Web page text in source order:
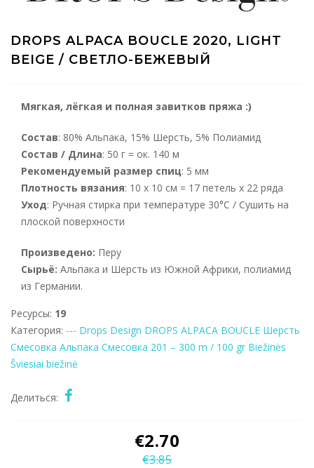
DROPS ALPACA BOUCLE 2020, LIGHT
BEIGE / СВЕТЛО-БЕЖЕВЫЙ
Мягкая, лёгкая и полная завитков пряжа :)
Состав: 80% Альпака, 15% Шерсть, 5% Полиамид
Состав / Длина: 50 г = ок. 140 м
Рекомендуемый размер спиц: 5 мм
Плотность вязания: 10 x 10 см = 17 петель x 22 ряда
Уход: Ручная стирка при температуре 30°C / Сушить на
плоской поверхности
Произведено: Перу
Сырьё: Альпака и Шерсть из Южной Африки, полиамид
из Германии.
Ресурсы: 19
Категория: --- Drops Design DROPS ALPACA BOUCLE Шерсть
Смесовка Альпака Смесовка 201 – 300 m / 100 gr Biežinės
Šviesiai biežinė
Делиться:
€2.70
€3.85